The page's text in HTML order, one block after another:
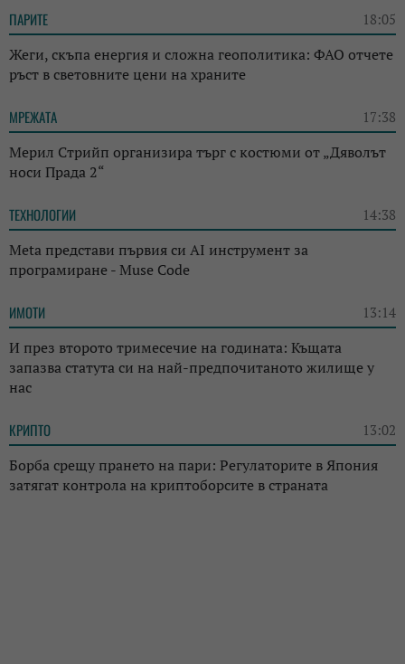
ПАРИТЕ 18:05
Жеги, скъпа енергия и сложна геополитика: ФАО отчете
ръст в световните цени на храните
МРЕЖАТА 17:38
Мерил Стрийп организира търг с костюми от „Дяволът
носи Прада 2“
ТЕХНОЛОГИИ 14:38
Meta представи първия си AI инструмент за
програмиране - Muse Code
ИМОТИ 13:14
И през второто тримесечие на годината: Къщата
запазва статута си на най-предпочитаното жилище у
нас
КРИПТО 13:02
Борба срещу прането на пари: Регулаторите в Япония
затягат контрола на криптоборсите в страната